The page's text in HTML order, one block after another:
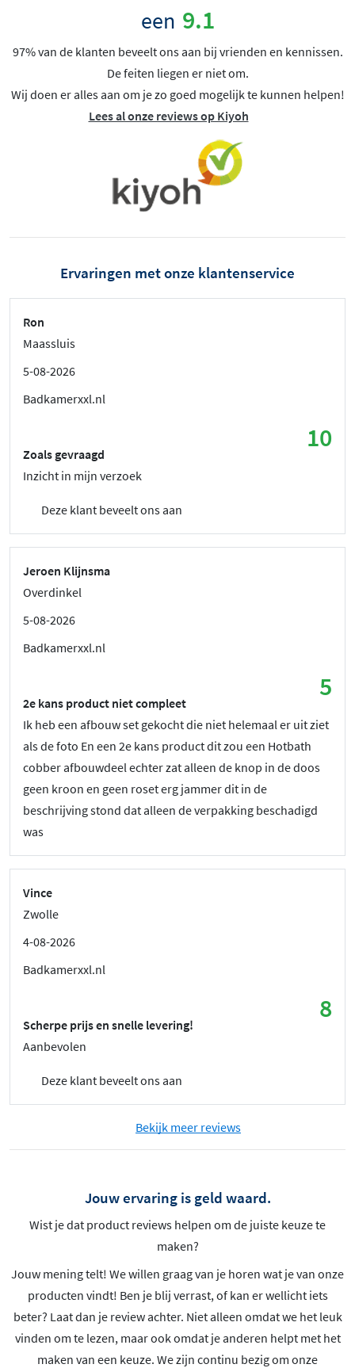
een 9.1
97% van de klanten beveelt ons aan bij vrienden en kennissen.
De feiten liegen er niet om.
Wij doen er alles aan om je zo goed mogelijk te kunnen helpen!
Lees al onze reviews op Kiyoh
Ervaringen met onze klantenservice
Ron
Maassluis
5-08-2026
Badkamerxxl.nl
10
Zoals gevraagd
Inzicht in mijn verzoek
Deze klant beveelt ons aan
Jeroen Klijnsma
Overdinkel
5-08-2026
Badkamerxxl.nl
5
2e kans product niet compleet
Ik heb een afbouw set gekocht die niet helemaal er uit ziet
als de foto En een 2e kans product dit zou een Hotbath
cobber afbouwdeel echter zat alleen de knop in de doos
geen kroon en geen roset erg jammer dit in de
beschrijving stond dat alleen de verpakking beschadigd
was
Vince
Zwolle
4-08-2026
Badkamerxxl.nl
8
Scherpe prijs en snelle levering!
Aanbevolen
Deze klant beveelt ons aan
Bekijk meer reviews
Jouw ervaring is geld waard.
Wist je dat product reviews helpen om de juiste keuze te
maken?
Jouw mening telt! We willen graag van je horen wat je van onze
producten vindt! Ben je blij verrast, of kan er wellicht iets
beter? Laat dan je review achter. Niet alleen omdat we het leuk
vinden om te lezen, maar ook omdat je anderen helpt met het
maken van een keuze. We zijn continu bezig om onze